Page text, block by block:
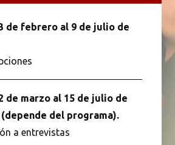
de febrero al 9 de julio de
de marzo al 15 de julio de
(depende del programa).
a entrevistas